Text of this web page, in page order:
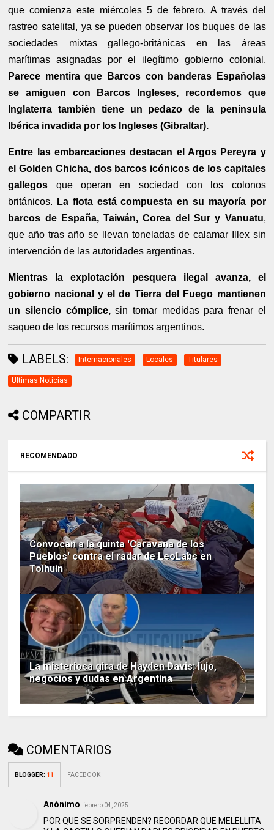
que comienza este miércoles 5 de febrero. A través del
rastreo satelital, ya se pueden observar los buques de las
sociedades mixtas gallego-británicas en las áreas
marítimas asignadas por el ilegítimo gobierno colonial.
Parece mentira que Barcos con banderas Españolas
se amiguen con Barcos Ingleses, recordemos que
Inglaterra también tiene un pedazo de la península
Ibérica invadida por los Ingleses (Gibraltar).
Entre las embarcaciones destacan el Argos Pereyra y
el Golden Chicha, dos barcos icónicos de los capitales
gallegos que operan en sociedad con los colonos
británicos.
La flota está compuesta en su mayoría por
barcos de España, Taiwán, Corea del Sur y Vanuatu,
que año tras año se llevan toneladas de calamar Illex sin
intervención de las autoridades argentinas.
Mientras la explotación pesquera ilegal avanza, el
gobierno nacional y el de Tierra del Fuego mantienen
un silencio cómplice,sin tomar medidas para frenar el
saqueo de los recursos marítimos argentinos.
LABELS: Internacionales Locales Titulares
Ultimas Noticias
COMPARTIR
RECOMENDADO
Convocan a la quinta 'Caravana de los
Pueblos' contra el radar de LeoLabs en
Tolhuin
La misteriosa gira de Hayden Davis: lujo,
negocios y dudas en Argentina
COMENTARIOS
BLOGGER: 11 FACEBOOK
Anónimo febrero 04, 2025
POR QUE SE SORPRENDEN? RECORDAR QUE MELELLITA